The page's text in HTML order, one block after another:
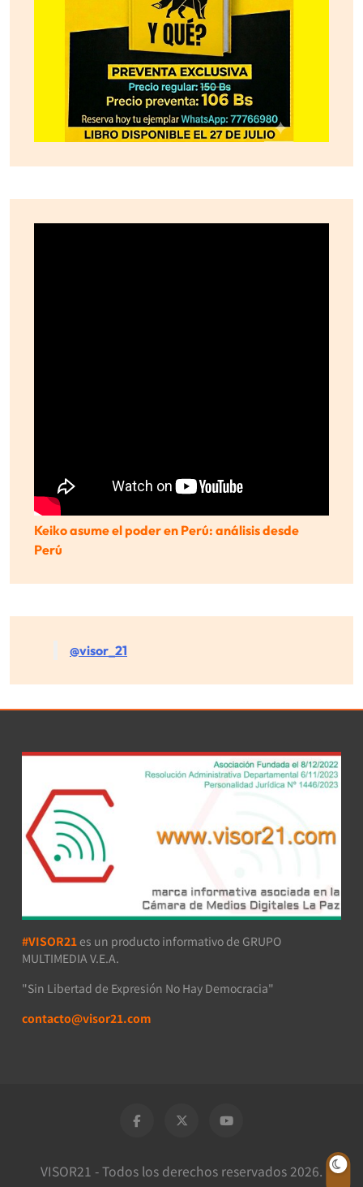
Keiko asume el poder en Perú: análisis desde
Perú
@visor_21
#VISOR21 es un producto informativo de GRUPO
MULTIMEDIA V.E.A.
"Sin Libertad de Expresión No Hay Democracia"
contacto@visor21.com
VISOR21 - Todos los derechos reservados 2026.